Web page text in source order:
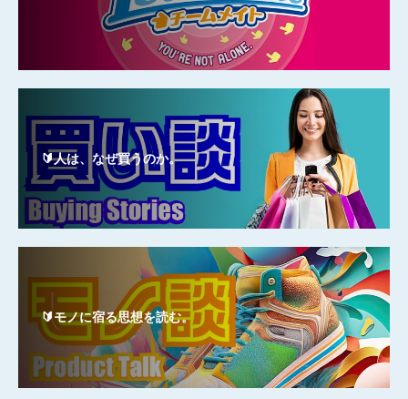
🔰人は、なぜ買うのか。
🔰モノに宿る思想を読む。